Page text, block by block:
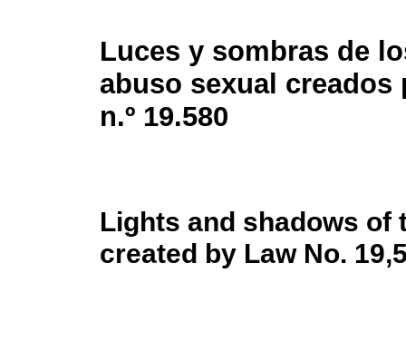
Luces y sombras de
abuso sexual creados
n.º 19.580
Lights and shadows of
created by Law No.